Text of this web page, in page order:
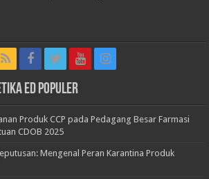
Ed Populer
Produk CCP pada Pedagang Besar Farmasi
CDOB 2025
Mengenal Peran Karantina Produk